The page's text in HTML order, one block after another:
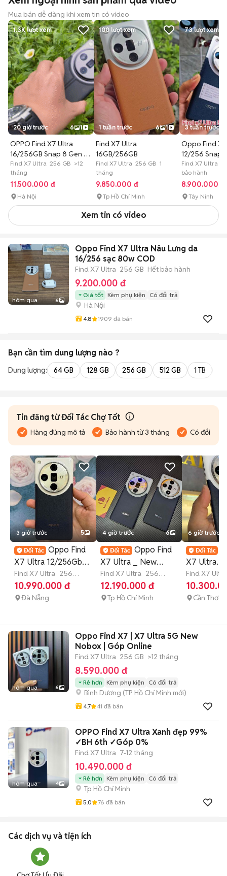
Mua bán dễ dàng khi xem tin có video
1.3Klượt xem
20 giờ trước 6 1
OPPO Find X7 Ultra
16/256GB Snap 8 Gen 3
Trả Góp
Find X7 Ultra 256 GB >12
tháng
11.500.000 đ
Hà Nội
100 lượt xem
1 tuần trước 6 1
Find X7 Ultra
16GB/256GB
Find X7 Ultra 256 GB 1
tháng
9.850.000 đ
Tp Hồ Chí Minh
73lượt xem
3 tuần trước
Oppo Find
12/256
Pin86% NFC
Find X7 Ultra
bảo hành
8.900.000 đ
Tây Ninh
Xem tin có video
hôm qua 6
Oppo Find X7 Ultra Nâu Lưng da
16/256 sạc 80w COD
Find X7 Ultra 256 GB Hết bảo hành
9.200.000 đ
Giá tốt Kèm phụ kiện Có đổi trả
Hà Nội
4.8 1909 đã bán
Bạn cần tìm dung lượng nào ?
Dung lượng: 64 GB 128 GB 256 GB 512 GB 1 TB
Tin đăng từ Đối Tác Chợ Tốt
Hàng đúng mô tả Bảo hành từ 3 tháng Có đổi trả
3 giờ trước 5
Oppo Find
X7 Ultra 12/256Gb
BH 6th có trả góp
Find X7 Ultra 256
GB Còn bảo hành
10.990.000 đ
Đà Nẵng
4 giờ trước 6
Oppo Find
X7 Ultra _ New
100% _ 𝐆Ó𝐏
𝐎𝐍𝐋𝐈𝐍𝐄
Find X7 Ultra 256
GB >12 tháng
12.190.000 đ
Tp Hồ Chí Minh
6 giờ trước
X7 Ultra
12GB/
99% SHIP
Find X7 Ultra
Cần Thơ
hôm qua 6
Oppo Find X7 | X7 Ultra 5G New
Nobox | Góp Online
Find X7 Ultra 256 GB >12 tháng
8.590.000 đ
Rẻ hơn Kèm phụ kiện Có đổi trả
Bình Dương (TP Hồ Chí Minh mới)
4.7 41 đã bán
hôm qua 4
OPPO Find X7 Ultra Xanh đẹp 99%
✓BH 6th ✓Góp 0%
Find X7 Ultra 7-12 tháng
10.490.000 đ
Rẻ hơn Kèm phụ kiện Có đổi trả
Tp Hồ Chí Minh
5.0 76 đã bán
Các dịch vụ và tiện ích